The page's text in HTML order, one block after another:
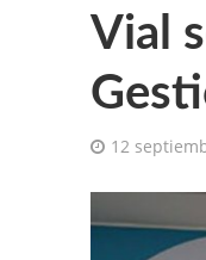
Vial
12